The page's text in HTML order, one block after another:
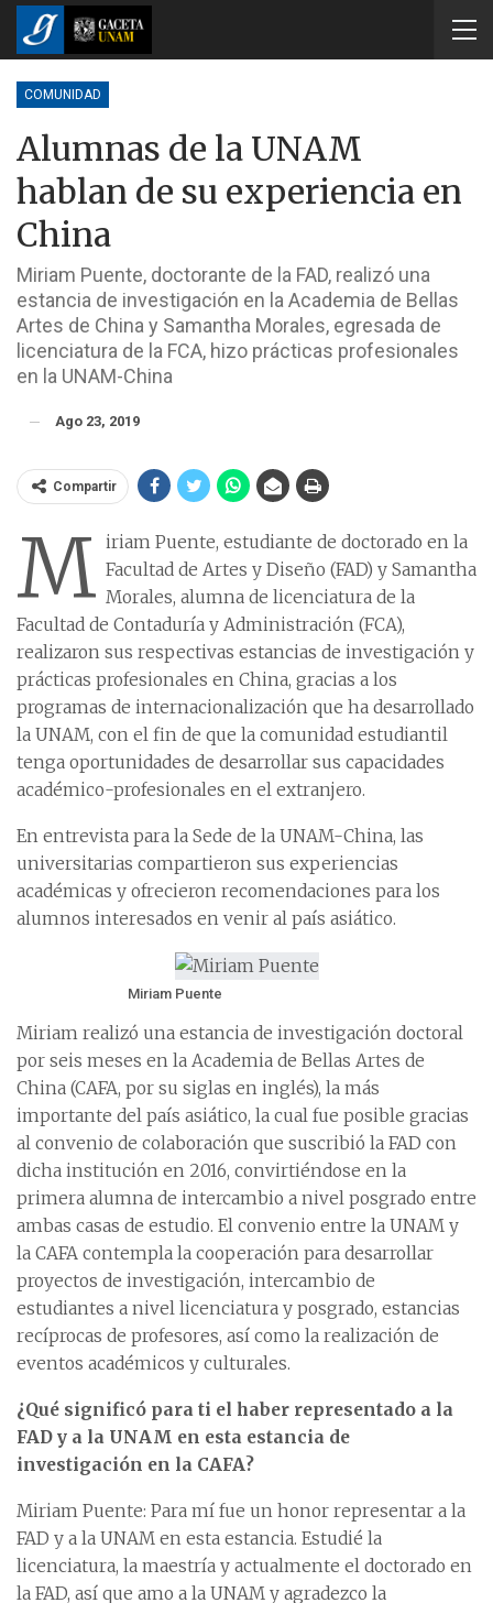
COMUNIDAD
Alumnas de la UNAM
hablan de su experiencia en
China
Miriam Puente, doctorante de la FAD, realizó una
estancia de investigación en la Academia de Bellas
Artes de China y Samantha Morales, egresada de
licenciatura de la FCA, hizo prácticas profesionales
en la UNAM-China
Ago 23, 2019
Compartir
M iriam Puente, estudiante de doctorado en la
Facultad de Artes y Diseño (FAD) y Samantha
Morales, alumna de licenciatura de la
Facultad de Contaduría y Administración (FCA),
realizaron sus respectivas estancias de investigación y
prácticas profesionales en China, gracias a los
programas de internacionalización que ha desarrollado
la UNAM, con el fin de que la comunidad estudiantil
tenga oportunidades de desarrollar sus capacidades
académico-profesionales en el extranjero.
En entrevista para la Sede de la UNAM-China, las
universitarias compartieron sus experiencias
académicas y ofrecieron recomendaciones para los
alumnos interesados en venir al país asiático.
Miriam Puente
Miriam realizó una estancia de investigación doctoral
por seis meses en la Academia de Bellas Artes de
China (CAFA, por su siglas en inglés), la más
importante del país asiático, la cual fue posible gracias
al convenio de colaboración que suscribió la FAD con
dicha institución en 2016, convirtiéndose en la
primera alumna de intercambio a nivel posgrado entre
ambas casas de estudio. El convenio entre la UNAM y
la CAFA contempla la cooperación para desarrollar
proyectos de investigación, intercambio de
estudiantes a nivel licenciatura y posgrado, estancias
recíprocas de profesores, así como la realización de
eventos académicos y culturales.
¿Qué significó para ti el haber representado a la
FAD y a la UNAM en esta estancia de
investigación en la CAFA?
Miriam Puente: Para mí fue un honor representar a la
FAD y a la UNAM en esta estancia. Estudié la
licenciatura, la maestría y actualmente el doctorado en
la FAD, así que amo a la UNAM y agradezco la